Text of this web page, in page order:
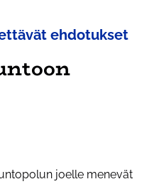
ehdotukset
joelle menevät